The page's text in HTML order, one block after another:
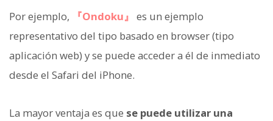
Por ejemplo, 『Ondoku』 es un ejemplo
representativo del tipo basado en browser (tipo
aplicación web) y se puede acceder a él de inmediato
desde el Safari del iPhone.
La mayor ventaja es que se puede utilizar una